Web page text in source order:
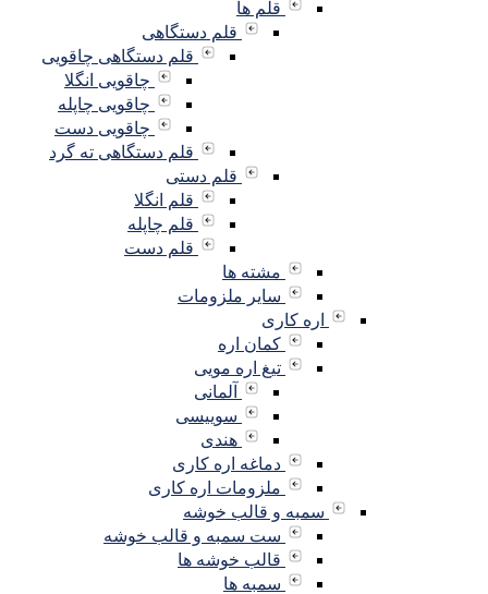
قلم ها
قلم دستگاهی
قلم دستگاهی چاقویی
چاقویی انگلا
چاقویی چاپله
چاقویی دست
قلم دستگاهی ته گرد
قلم دستی
قلم انگلا
قلم چاپله
قلم دست
مشته ها
سایر ملزومات
اره کاری
کمان اره
تیغ اره مویی
آلمانی
سوییسی
هندی
دماغه اره کاری
ملزومات اره کاری
سمبه و قالب خوشه
ست سمبه و قالب خوشه
قالب خوشه ها
سمبه ها